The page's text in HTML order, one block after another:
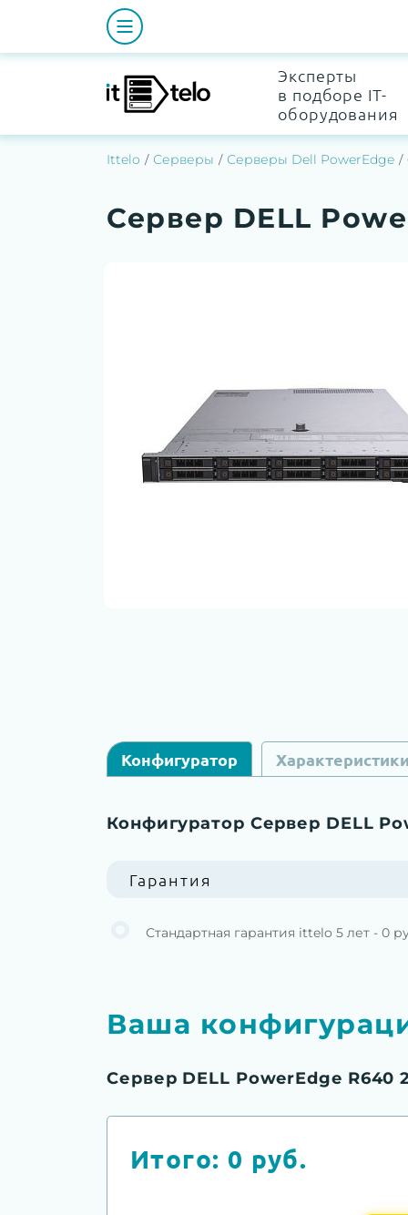
Эксперты
в подборе IT-
оборудования
Ittelo Серверы Серверы Dell PowerEdge
Сервер DELL
Конфигуратор Характеристики
Конфигуратор Сервер DELL
Гарантия
Стандартная гарантия ittelo 5 лет - 0
Ваша
Сервер DELL PowerEdge R640
Итого: 0 руб.